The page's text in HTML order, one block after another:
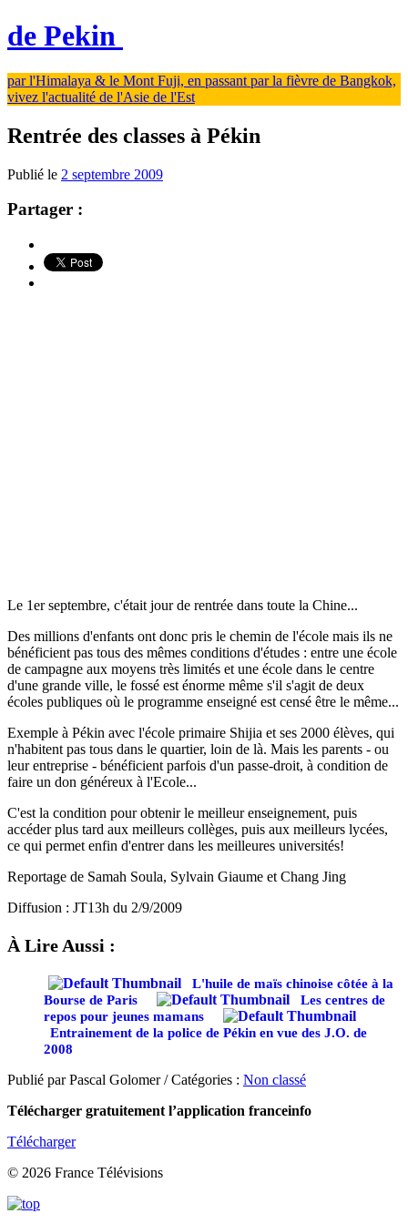
de Pekin
par l'Himalaya & le Mont Fuji, en passant par la fièvre de Bangkok,
vivez l'actualité de l'Asie de l'Est
Rentrée des classes à Pékin
Publié le 2 septembre 2009
Partager :
Le 1er septembre, c'était jour de rentrée dans toute la Chine...
Des millions d'enfants ont donc pris le chemin de l'école mais ils ne
bénéficient pas tous des mêmes conditions d'études : entre une école
de campagne aux moyens très limités et une école dans le centre
d'une grande ville, le fossé est énorme même s'il s'agit de deux
écoles publiques où le programme enseigné est censé être le même...
Exemple à Pékin avec l'école primaire Shijia et ses 2000 élèves, qui
n'habitent pas tous dans le quartier, loin de là. Mais les parents - ou
leur entreprise - bénéficient parfois d'un passe-droit, à condition de
faire un don généreux à l'Ecole...
C'est la condition pour obtenir le meilleur enseignement, puis
accéder plus tard aux meilleurs collèges, puis aux meilleurs lycées,
ce qui permet enfin d'entrer dans les meilleures universités!
Reportage de Samah Soula, Sylvain Giaume et Chang Jing
Diffusion : JT13h du 2/9/2009
À Lire Aussi :
L'huile de maïs chinoise côtée à la
Bourse de Paris
Les centres de
repos pour jeunes mamans
Entrainement de la police de Pékin en vue des J.O. de
2008
Publié par Pascal Golomer / Catégories : Non classé
Télécharger gratuitement l’application franceinfo
Télécharger
© 2026 France Télévisions